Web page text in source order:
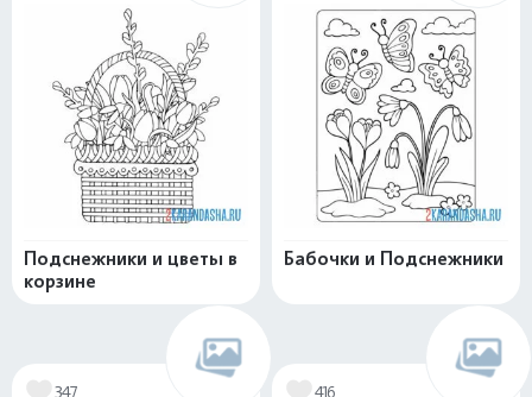
Подснежники и цветы в
корзине
Бабочки и Подснежники
347 416